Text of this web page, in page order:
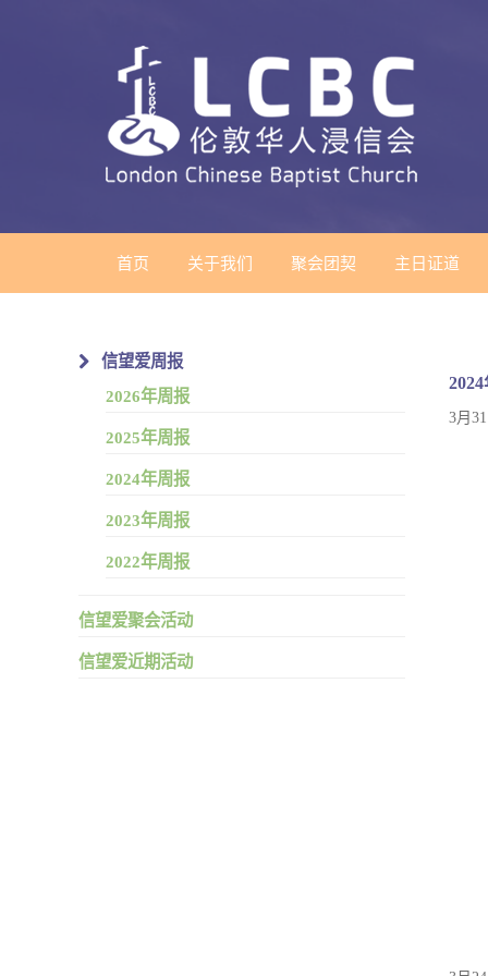
首页 关于我们 聚会团契 主日证道
信望爱周报
2026年周报
2025年周报
2024年周报
2023年周报
2022年周报
信望爱聚会活动
信望爱近期活动
3月